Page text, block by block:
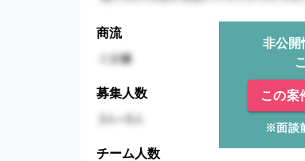
商流
非公開
この案
※面談
募集人数
チーム人数